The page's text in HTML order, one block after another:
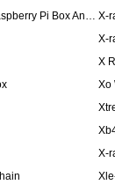
Xbmc Dual Core Raspberry Pi Box Android 4.2 X-
X-
X
Xo
X-